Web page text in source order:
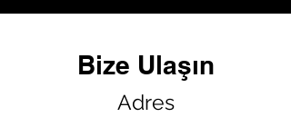
Bize Ulaşın
Adres